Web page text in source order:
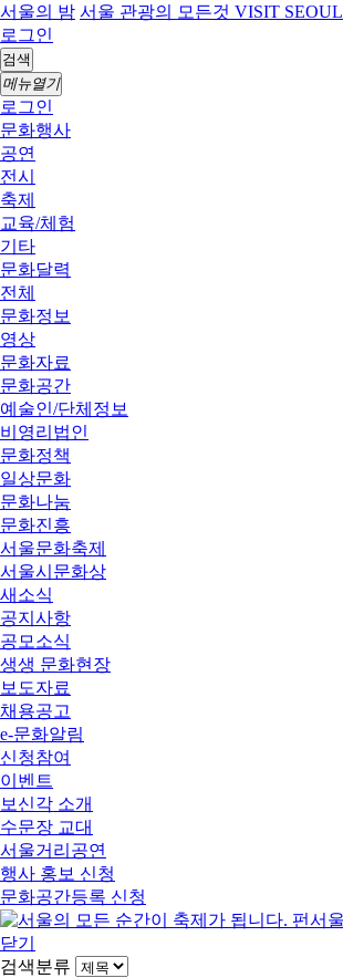
서울의 밤 서울 관광의 모든것 VISIT SEOUL
로그인
검색
메뉴열기
로그인
문화행사
공연
전시
축제
교육/체험
기타
문화달력
전체
문화정보
영상
문화자료
문화공간
예술인/단체정보
비영리법인
문화정책
일상문화
문화나눔
문화진흥
서울문화축제
서울시문화상
새소식
공지사항
공모소식
생생 문화현장
보도자료
채용공고
e-문화알림
신청참여
이벤트
보신각 소개
수문장 교대
서울거리공연
행사 홍보 신청
문화공간등록 신청
닫기
검색분류